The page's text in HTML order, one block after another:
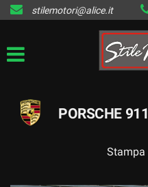
HOME
LISTA VEICOLI DISPONIBILI
IL VENDUTO
stilemotori@alice.it
PORSCHE 911
Stampa